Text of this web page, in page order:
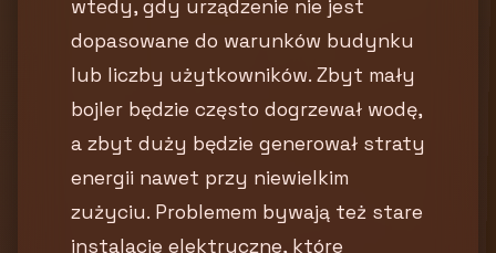
wtedy, gdy urządzenie nie jest
dopasowane do warunków budynku
lub liczby użytkowników. Zbyt mały
bojler będzie często dogrzewał wodę,
a zbyt duży będzie generował straty
energii nawet przy niewielkim
zużyciu. Problemem bywają też stare
instalacje elektryczne, które